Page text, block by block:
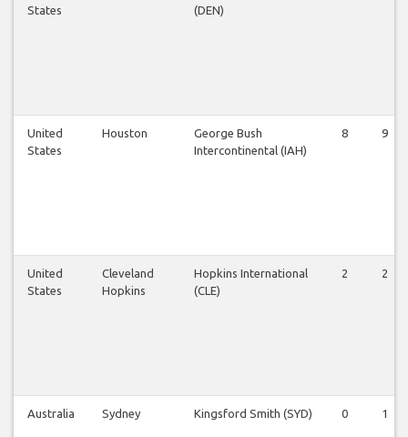
States
(DEN)
United
States
Houston
George Bush
Intercontinental (IAH)
8 9
United
States
Cleveland
Hopkins
Hopkins International
(CLE)
2 2
Australia Sydney Kingsford Smith (SYD) 0 1